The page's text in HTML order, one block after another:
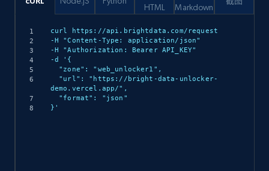
curl https://api.brightdata.com/request
-H "Content-Type: application/json"
-H "Authorization: Bearer API_KEY"
-d '{
demo.vercel.app/",
}'
HTML Markdown